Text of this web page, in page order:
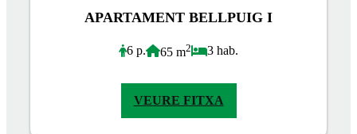
APARTAMENT BELLPUIG I
6 p. 65 m2 3 hab.
VEURE FITXA